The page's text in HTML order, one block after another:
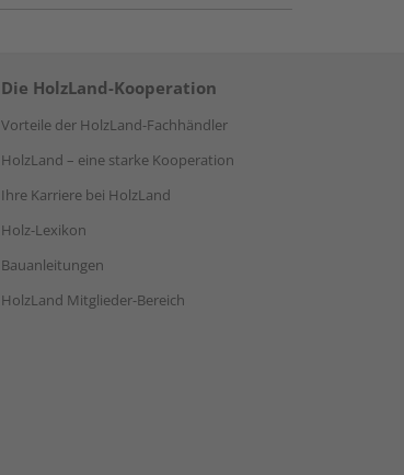
Die HolzLand-Kooperation
Vorteile der HolzLand-Fachhändler
HolzLand – eine starke Kooperation
Ihre Karriere bei HolzLand
Holz-Lexikon
Bauanleitungen
HolzLand Mitglieder-Bereich